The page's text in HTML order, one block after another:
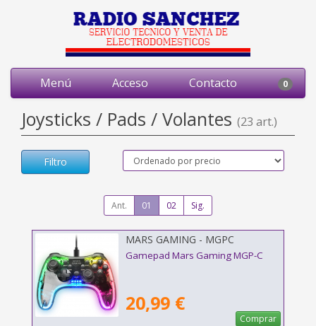
Menú Acceso Contacto 0
Joysticks / Pads / Volantes (23 art.)
Filtro
Ant. 01 02 Sig.
MARS GAMING - MGPC
Gamepad Mars Gaming MGP-C
20,99 €
Comprar